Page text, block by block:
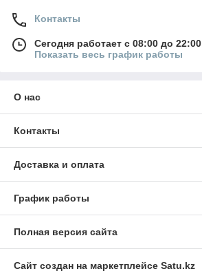
Контакты
Сегодня работает с 08:00 до 22:00
Показать весь график работы
О нас
Контакты
Доставка и оплата
График работы
Полная версия сайта
Сайт создан на маркетплейсе Satu.kz